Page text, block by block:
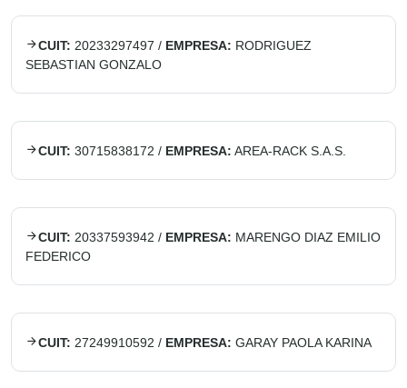
CUIT: 20233297497 / EMPRESA: RODRIGUEZ
SEBASTIAN GONZALO
CUIT: 30715838172 / EMPRESA: AREA-RACK S.A.S.
CUIT: 20337593942 / EMPRESA: MARENGO DIAZ EMILIO
FEDERICO
CUIT: 27249910592 / EMPRESA: GARAY PAOLA KARINA